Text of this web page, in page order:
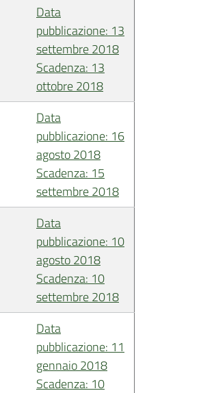
Data
pubblicazione: 13
settembre 2018
Scadenza: 13
ottobre 2018
Data
pubblicazione: 16
agosto 2018
Scadenza: 15
settembre 2018
Data
pubblicazione: 10
agosto 2018
Scadenza: 10
settembre 2018
Data
pubblicazione: 11
gennaio 2018
Scadenza: 10